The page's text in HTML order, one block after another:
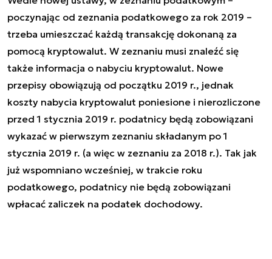
poczynając od zeznania podatkowego za rok 2019 –
trzeba umieszczać każdą transakcję dokonaną za
pomocą kryptowalut. W zeznaniu musi znaleźć się
także informacja o nabyciu kryptowalut. Nowe
przepisy obowiązują od początku 2019 r., jednak
koszty nabycia kryptowalut poniesione i nierozliczone
przed 1 stycznia 2019 r. podatnicy będą zobowiązani
wykazać w pierwszym zeznaniu składanym po 1
stycznia 2019 r. (a więc w zeznaniu za 2018 r.). Tak jak
już wspomniano wcześniej, w trakcie roku
podatkowego, podatnicy nie będą zobowiązani
wpłacać zaliczek na podatek dochodowy.